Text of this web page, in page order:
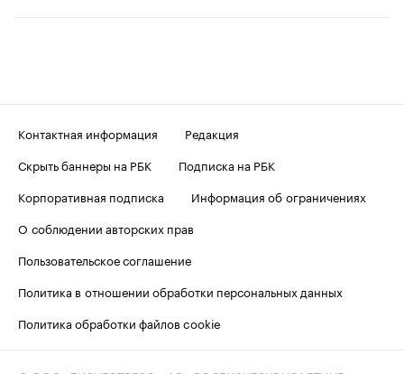
Контактная информация
Редакция
Скрыть баннеры на РБК
Подписка на РБК
Корпоративная подписка
Информация об ограничениях
О соблюдении авторских прав
Пользовательское соглашение
Политика в отношении обработки персональных данных
Политика обработки файлов cookie